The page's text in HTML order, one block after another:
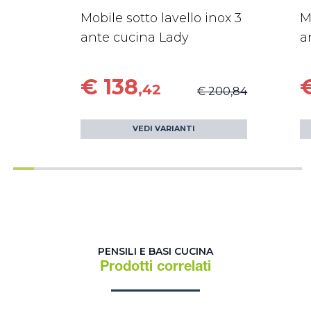
Mobile sotto lavello inox 3
ante cucina Lady
€ 138,42 € 200,84
VEDI VARIANTI
PENSILI E BASI CUCINA
Prodotti correlati